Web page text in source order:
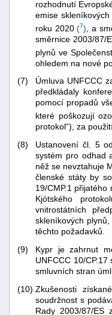
rozhodnutí
emise
roku 2020(7) , a
směrnice 2003/87/
plynů ve
ohledem na nové
(7)
Úmluva UNFCCC
předkládaly
pomocí propadů
které poškozují
protokol“), za
(8)
Ustanovení čl. 5
systém pro odhad
něž se nevztahuje
členské státy by
19/CMP.1
Kjótského
vnitrostátních
skleníkových
těchto požadavků.
(9)
Kypr je zahrnut
UNFCCC 10/
smluvních stran
(10) Zkušenosti
soudržnost s
Rady 2003/87/